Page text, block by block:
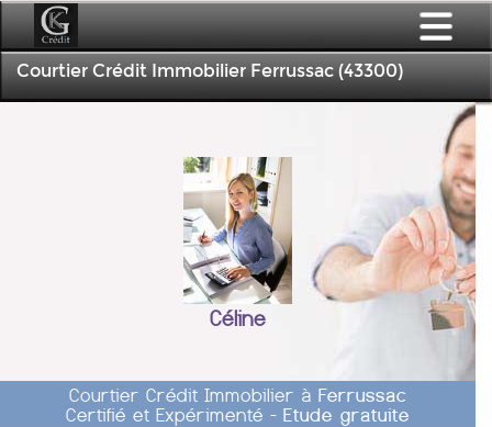
Courtier Crédit Immobilier Ferrussac (43300)
Céline
Courtier Crédit Immobilier à Ferrussac
Certifié et Expérimenté - Etude gratuite